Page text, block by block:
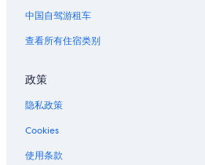
洛杉矶县的酒店
洛杉矶县的家庭旅馆
洛杉矶县的船屋酒店
洛杉矶县的度假屋
洛杉矶县的汽车旅馆
洛杉矶县的私人度假屋
中国自驾游租车
查看所有住宿类别
政策
隐私政策
Cookies
使用条款